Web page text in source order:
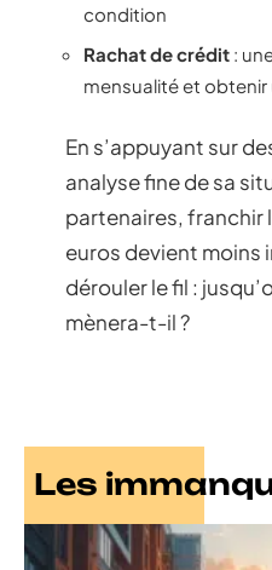
condition
Rachat de crédit :
mensualité et
En s’appuyant sur
analyse fine de sa
partenaires, franchir
euros devient moins
dérouler le fil :
mènera-t-il ?
Les